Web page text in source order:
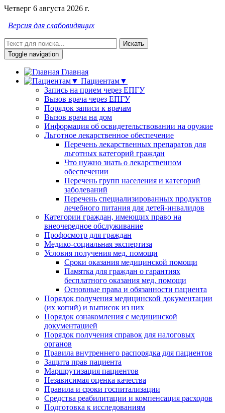
Четверг 6 августа 2026 г.
Версия для слабовидящих
Искать
Toggle navigation
Главная
Пациентам▼
Запись на прием через ЕПГУ
Вызов врача через ЕПГУ
Порядок записи к врачам
Вызов врача на дом
Информация об освидетельствовании на оружие
Льготное лекарственное обеспечение
Перечень лекарственных препаратов для
льготных категорий граждан
Что нужно знать о лекарственном
обеспечении
Перечень групп населения и категорий
заболеваний
Перечень специализированных продуктов
лечебного питания для детей-инвалидов
Категории граждан, имеющих право на
внеочередное обслуживание
Профосмотр для граждан
Медико-социальная экспертиза
Условия получения мед. помощи
Сроки оказания медицинской помощи
Памятка для граждан о гарантиях
бесплатного оказания мед. помощи
Основные права и обязанности пациента
Порядок получения медицинской документации
(их копий) и выписок из них
Порядок ознакомления с медицинской
документацией
Порядок получения справок для налоговых
органов
Правила внутреннего распорядка для пациентов
Защита прав пациента
Маршрутизация пациентов
Независимая оценка качества
Правила и сроки госпитализации
Средства реабилитации и компенсация расходов
Подготовка к исследованиям